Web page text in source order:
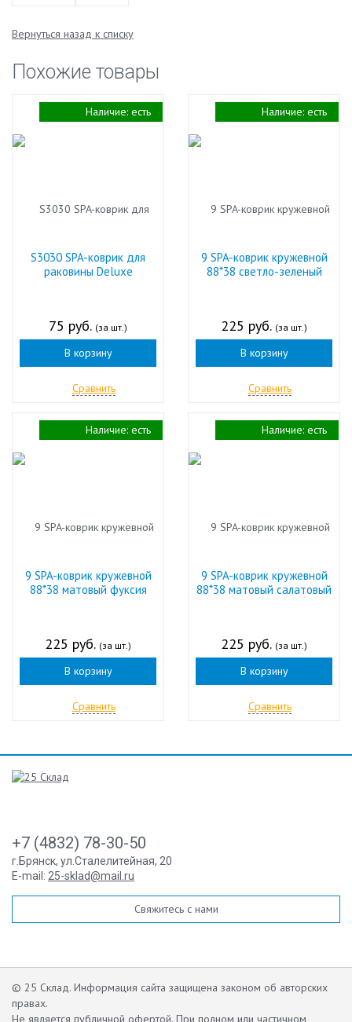
Вернуться назад к списку
Похожие товары
S3030 SPA-коврик для
раковины Deluxe
75 руб. (за шт.)
В корзину
Сравнить
Наличие: есть
9 SPA-коврик кружевной
88*38 светло-зеленый
225 руб. (за шт.)
В корзину
Сравнить
Наличие: есть
9 SPA-коврик кружевной
88*38 матовый фуксия
225 руб. (за шт.)
В корзину
Сравнить
Наличие: есть
9 SPA-коврик кружевной
88*38 матовый салатовый
225 руб. (за шт.)
В корзину
Сравнить
Наличие: есть
+7 (4832) 78-30-50
г.Брянск, ул.Сталелитейная, 20
E-mail: 25-sklad@mail.ru
Свяжитесь с нами
© 25 Склад. Информация сайта защищена законом об авторских
правах.
Не является публичной офертой. При полном или частичном